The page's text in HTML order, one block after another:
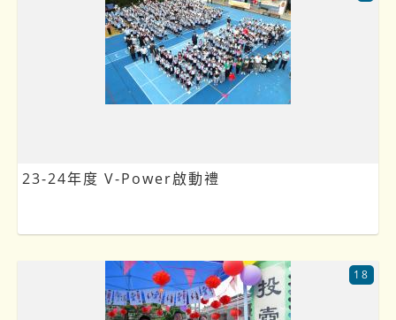
23-24年度 V-Power啟動禮
18